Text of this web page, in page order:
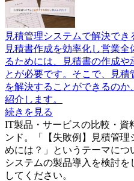
見積管理システムで解決でき
見積書作成を効率化し営業
るためには、見積書の作成や
とが必要です。そこで、見
を解決することができるの
紹介します。
続きを見る
IT製品・サービスの比較・資
ンド。「
【失敗例】見積管
めには？ 」というテーマにつ
システムの製品導入を検討を
してください。